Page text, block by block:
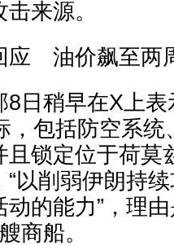
来源。
油价飙至两
稍早在X上表
，包括防空系统
且锁定位于荷莫
以削弱伊朗持
的能力”，理
商船。